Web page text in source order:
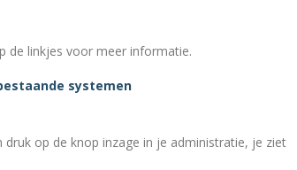
de linkjes voor meer informatie.
op de knop inzage in je administratie, je ziet